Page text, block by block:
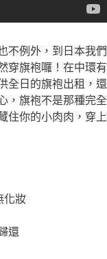
不例外，到日本我們
穿旗袍囉！在中環有
全日的旗袍出租，還
，旗袍不是那種完全
住你的小肉肉，穿上
化妝
還